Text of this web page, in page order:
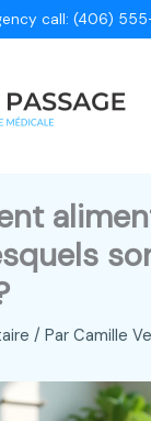
call: (406)
/ ParCamille